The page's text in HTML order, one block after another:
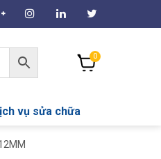
0
vụ sửa chữa